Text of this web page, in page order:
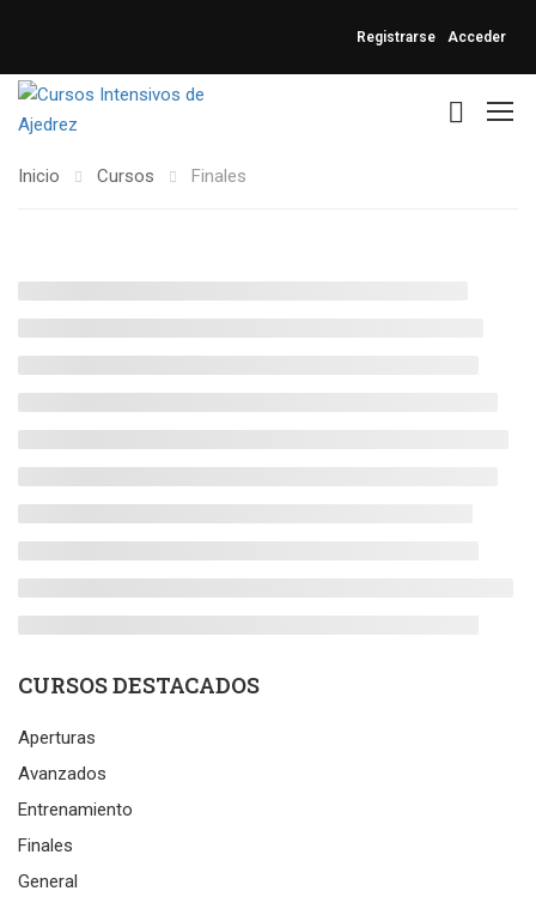
Registrarse Acceder
Inicio Cursos Finales
CURSOS DESTACADOS
Aperturas
Avanzados
Entrenamiento
Finales
General